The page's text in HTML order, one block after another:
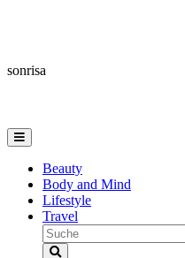
sonrisa
Beauty
Body and Mind
Lifestyle
Travel